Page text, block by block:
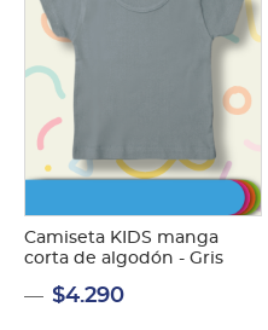
Camiseta KIDS manga
corta de algodón - Gris
$4.290